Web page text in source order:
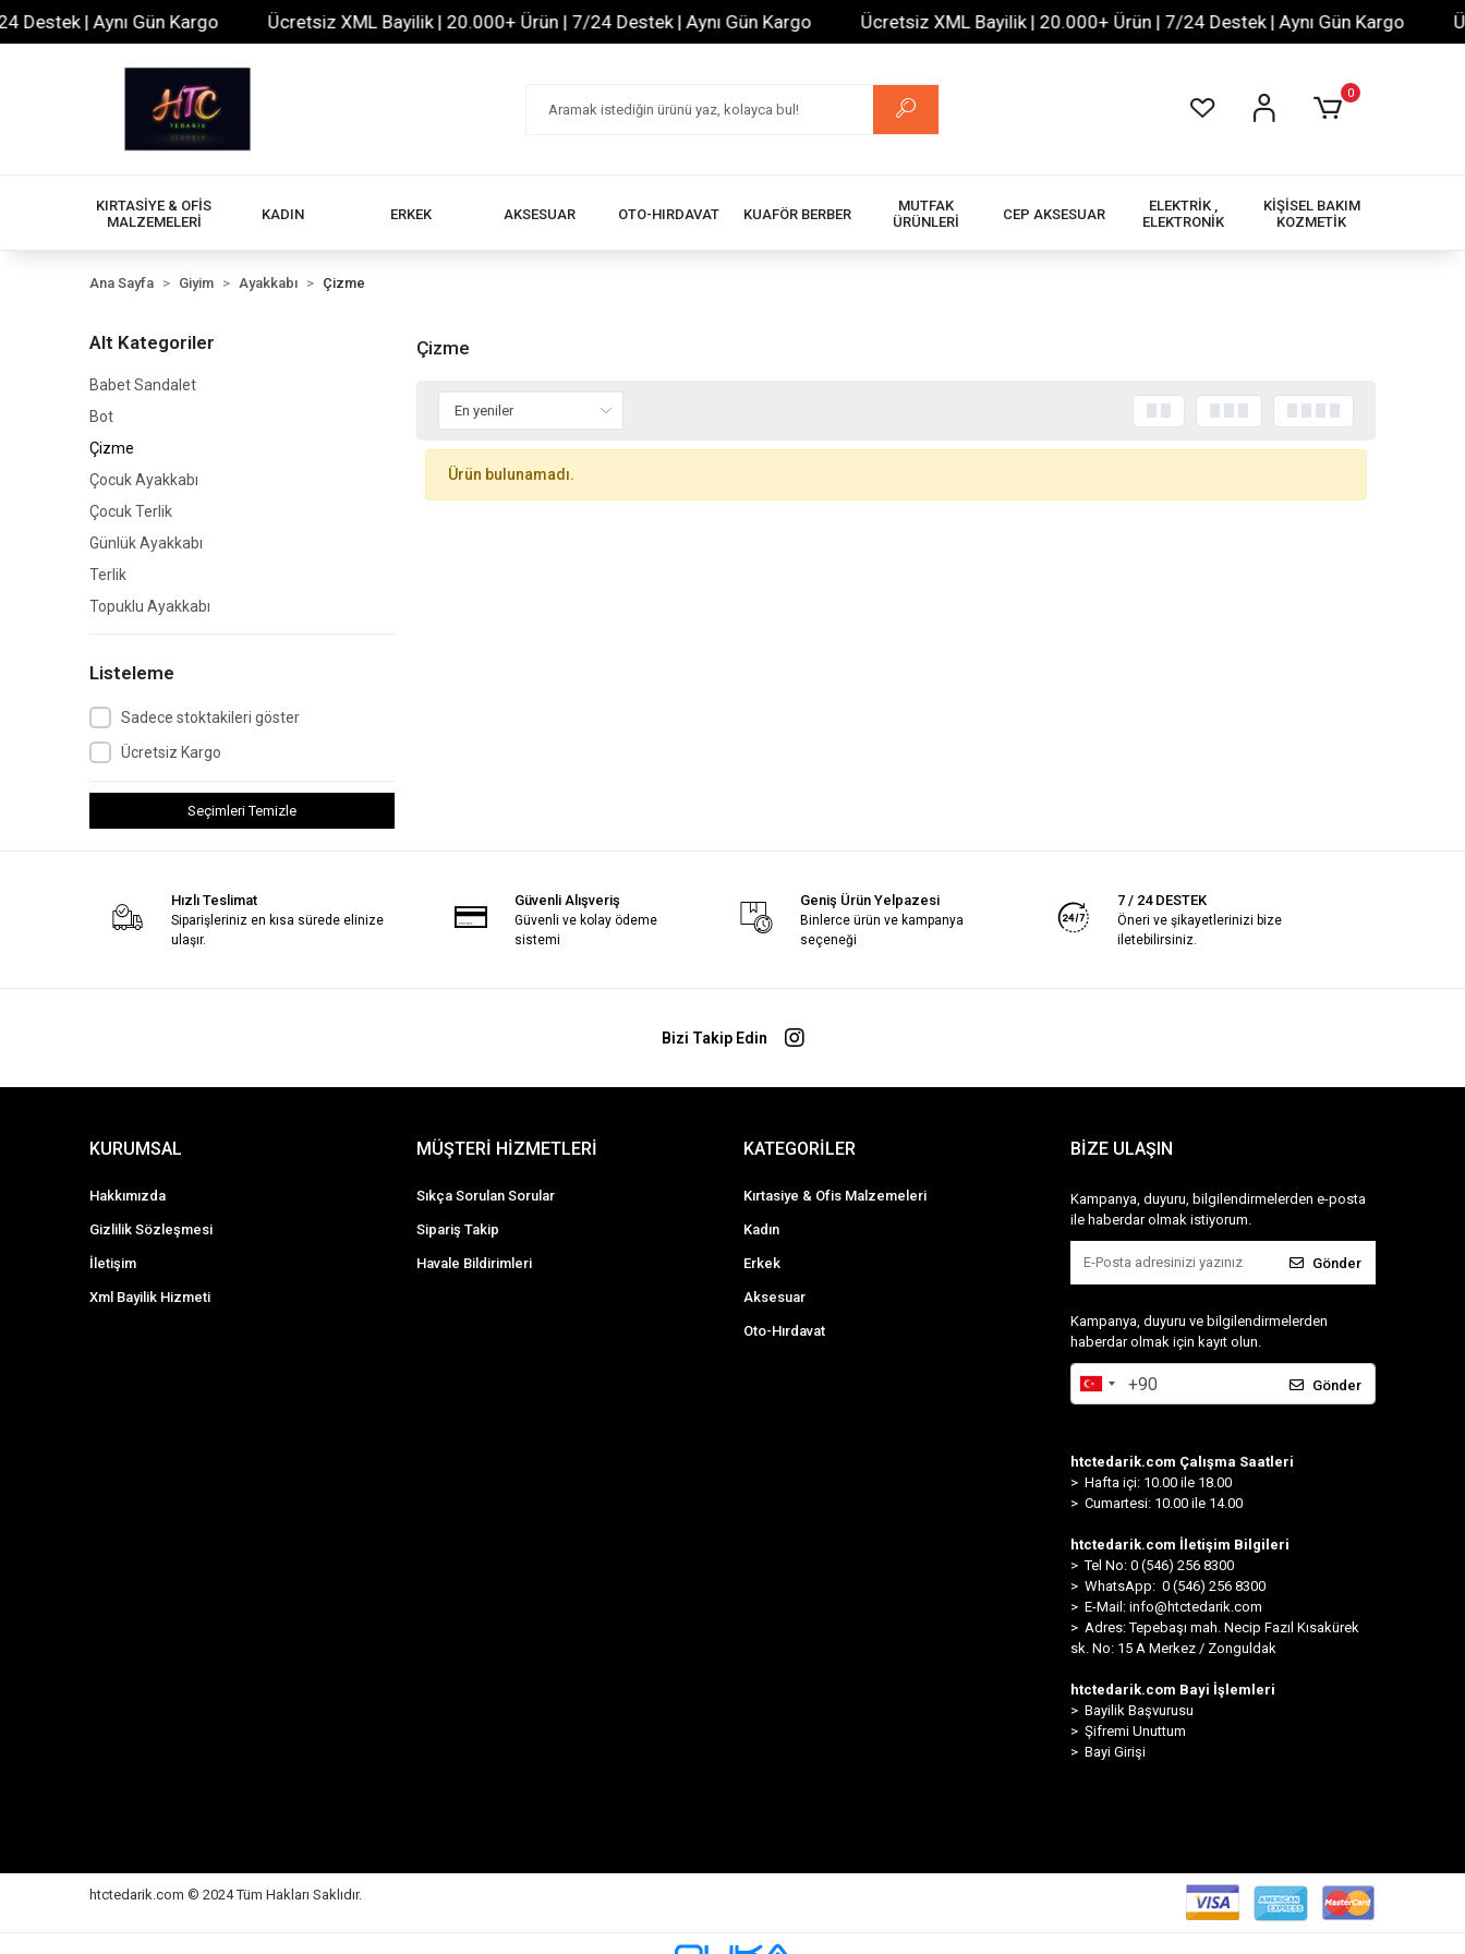
| Aynı Gün Kargo Ücretsiz XML Bayilik | 20.000+ Ürün | 7/24 Destek | Aynı Gün Kargo Ücretsiz XML Bayilik | 20.000+ Ürün | 7/24 Destek | Aynı Gün Kargo
0
KIRTASİYE & OFİS
MALZEMELERİ
KADIN ERKEK AKSESUAR OTO-HIRDAVAT KUAFÖR BERBER
MUTFAK
ÜRÜNLERİ
CEP AKSESUAR
ELEKTRİK ,
ELEKTRONİK
KİŞİSEL BAKIM
KOZMETİK
Ana Sayfa Giyim Ayakkabı Çizme
Alt Kategoriler
Babet Sandalet
Bot
Çizme
Çocuk Ayakkabı
Çocuk Terlik
Günlük Ayakkabı
Terlik
Topuklu Ayakkabı
Listeleme
Sadece stoktakileri göster
Ücretsiz Kargo
Seçimleri Temizle
Çizme
Ürün bulunamadı.
Hızlı Teslimat
Siparişleriniz en kısa sürede elinize
ulaşır.
Güvenli Alışveriş
Güvenli ve kolay ödeme
sistemi
Geniş Ürün Yelpazesi
Binlerce ürün ve kampanya
seçeneği
7 / 24 DESTEK
Öneri ve şikayetlerinizi bize
iletebilirsiniz.
Bizi Takip Edin
KURUMSAL
Hakkımızda
Gizlilik Sözleşmesi
İletişim
Xml Bayilik Hizmeti
MÜŞTERİ HİZMETLERİ
Sıkça Sorulan Sorular
Sipariş Takip
Havale Bildirimleri
KATEGORİLER
Kırtasiye & Ofis Malzemeleri
Kadın
Erkek
Aksesuar
Oto-Hırdavat
BİZE ULAŞIN
Kampanya, duyuru, bilgilendirmelerden e-posta
ile haberdar olmak istiyorum.
Gönder
Kampanya, duyuru ve bilgilendirmelerden
haberdar olmak için kayıt olun.
Gönder
htctedarik.com Çalışma Saatleri
> Hafta içi: 10.00 ile 18.00
> Cumartesi: 10.00 ile 14.00
htctedarik.com İletişim Bilgileri
> Tel No: 0 (546) 256 8300
> WhatsApp: 0 (546) 256 8300
> E-Mail: info@htctedarik.com
> Adres: Tepebaşı mah. Necip Fazıl Kısakürek
sk. No: 15 A Merkez / Zonguldak
htctedarik.com Bayi İşlemleri
> Bayilik Başvurusu
> Şifremi Unuttum
> Bayi Girişi
htctedarik.com © 2024 Tüm Hakları Saklıdır.